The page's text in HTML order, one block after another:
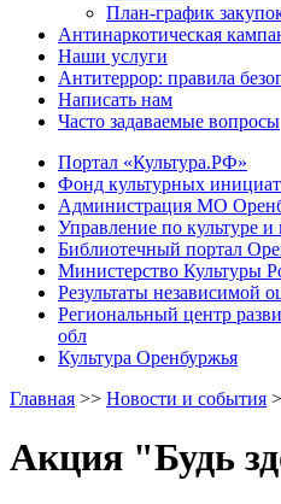
План-график
Антинаркотическая
Наши услуги
Антитеррор: правила
Написать нам
Часто задаваемые вопросы
Портал «Культура.РФ»
Фонд культурных
Администрация МО
Управление по культуре
Библиотечный портал
Министерство Культуры
Результаты независимой
Региональный центр
обл
Культура Оренбуржья
Главная >> Новости и события
Акция "Будь